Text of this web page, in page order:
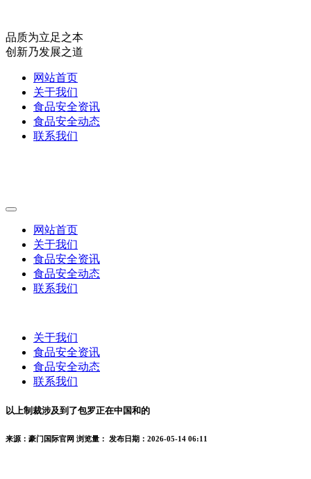
品质为立足之本
创新乃发展之道
网站首页
关于我们
食品安全资讯
食品安全动态
联系我们
网站首页
关于我们
食品安全资讯
食品安全动态
联系我们
关于我们
食品安全资讯
食品安全动态
联系我们
以上制裁涉及到了包罗正在中国和的
来源：豪门国际官网 浏览量： 发布日期：2026-05-14 06:11